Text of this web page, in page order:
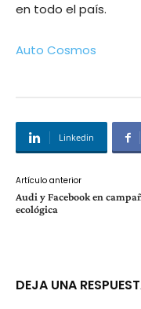
en todo el país.
Auto Cosmos
Linkedin
Artículo anterior
Audi y Facebook en
ecológica
DEJA UNA